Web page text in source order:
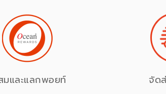
มและแลกพอยท์ จัด